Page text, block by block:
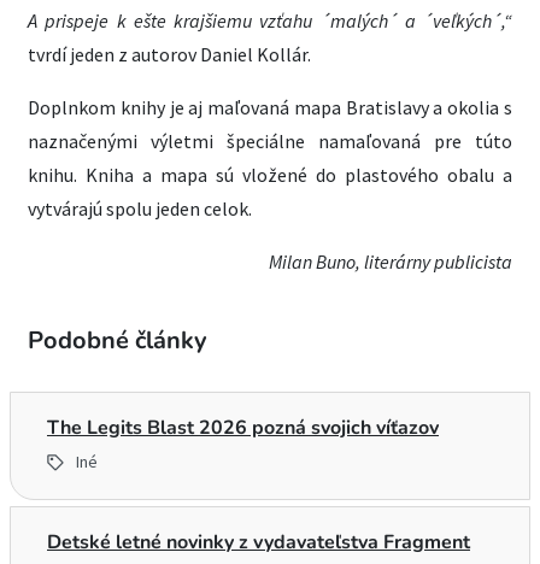
A prispeje k ešte krajšiemu vzťahu ´malých´ a ´veľkých´,“
tvrdí jeden z autorov Daniel Kollár.
Doplnkom knihy je aj maľovaná mapa Bratislavy a okolia s
naznačenými výletmi špeciálne namaľovaná pre túto
knihu. Kniha a mapa sú vložené do plastového obalu a
vytvárajú spolu jeden celok.
Milan Buno, literárny publicista
Podobné články
The Legits Blast 2026 pozná svojich víťazov
Iné
Detské letné novinky z vydavateľstva Fragment